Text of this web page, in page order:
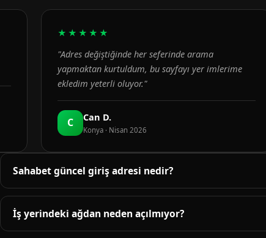
★★★★★
"Adres değiştiğinde her seferinde arama
yapmaktan kurtuldum, bu sayfayı yer imlerime
ekledim yeterli oluyor."
C Can D.
Konya · Nisan 2026
Sahabet güncel giriş adresi nedir?
Güncel adres bu sayfanın üst bölümündeki bağlantıda
denetlenir; adres değiştiğinde sayfa yenilenir.
İş yerindeki ağdan neden açılmıyor?